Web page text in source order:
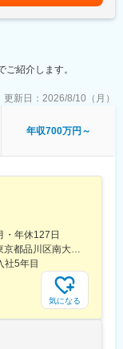
国家プロジェクトに
済みです。
工実績が多数ござい
ク施設に導入されて
どに多数の有名施設
です。
づくりに携われる環
を整えています。
ポート
共有
い」それが当社の育
る各種製作金物の製
紹介します。
更新日： 2026/8/10（月）
年収700万円～
・年休127日
◆東京、千葉、大阪の各拠点◆大森本部／東京都品川区南大井6-11-7 キクチビル＜アクセス＞・JR京浜東北線「大森駅」より徒歩5分・京浜急行「大森海岸駅」より徒歩5分◆東関東事業所／千葉県千葉市中央区新町24-9 千葉ウエストビル＜アクセス＞・JR各線「千葉駅」より徒歩6分・京成千葉線「京成千葉駅」より徒歩6分・千葉都市モノレール1号線「市役所前駅」より徒歩4分◆大阪事業所／大阪府大阪市北区梅田3-4-5 毎日新聞ビル 8階＜アクセス＞・JR環状線「福島駅」より徒歩約5分・JR東西線「新福島駅」より徒歩約5分・阪神本線「福島駅」より徒歩約5分※東関東事業所（千葉）積極採用中※U・Iターン歓迎※キャリアアップを目的とした転勤の可能性はあります。※受動喫煙対策：屋内全面禁煙
5年目
気になる